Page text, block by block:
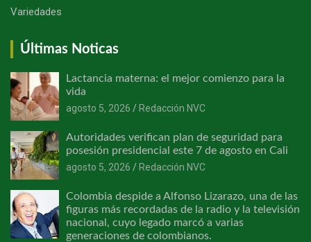
Variedades
Últimas Noticas
Lactancia materna: el mejor comienzo para la
vida
agosto 5, 2026
Redacción NVC
Autoridades verifican plan de seguridad para
posesión presidencial este 7 de agosto en Cali
agosto 5, 2026
Redacción NVC
Colombia despide a Alfonso Lizarazo, una de las
figuras más recordadas de la radio y la televisión
nacional, cuyo legado marcó a varias
generaciones de colombianos.